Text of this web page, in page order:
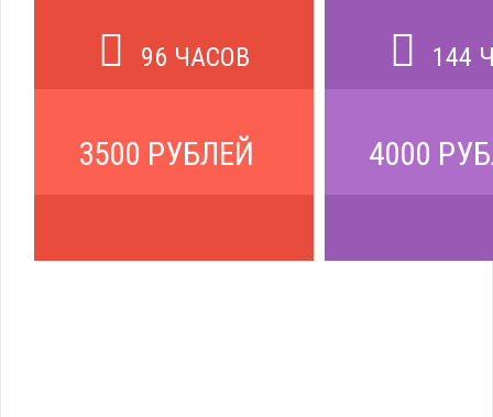
96 ЧАСОВ
3500 РУБЛЕЙ
144
4000